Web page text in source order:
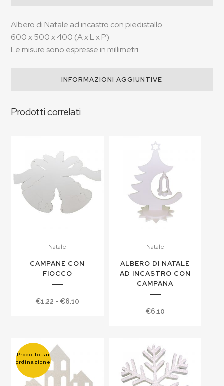
Albero di Natale ad incastro con piedistallo
600 x 500 x 400 (A x L x P)
Le misure sono espresse in millimetri
INFORMAZIONI AGGIUNTIVE
Prodotti correlati
Natale
CAMPANE CON
FIOCCO
€1.22 - €6.10
€6.10
Natale
ALBERO DI NATALE
AD INCASTRO CON
CAMPANA
€6.10
Prodotto su
ordinazione